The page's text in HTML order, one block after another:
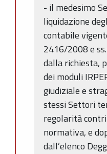
- il medesimo
liquidazione
contabile
2416/2008 e
dalla richiesta,
dei moduli
giudiziale e
stessi Settori
regolarità
normativa, e
dall’elenco